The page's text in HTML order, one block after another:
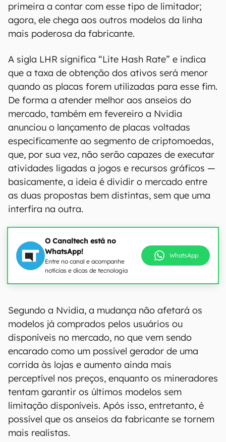
primeira a contar com esse tipo de limitador;
agora, ele chega aos outros modelos da linha
mais poderosa da fabricante.
A sigla LHR significa “Lite Hash Rate” e indica
que a taxa de obtenção dos ativos será menor
quando as placas forem utilizadas para esse fim.
De forma a atender melhor aos anseios do
mercado, também em fevereiro a Nvidia
anunciou o lançamento de placas voltadas
especificamente ao segmento de criptomoedas,
que, por sua vez, não serão capazes de executar
atividades ligadas a jogos e recursos gráficos —
basicamente, a ideia é dividir o mercado entre
as duas propostas bem distintas, sem que uma
interfira na outra.
O Canaltech está no
WhatsApp!
Entre no canal e acompanhe
notícias e dicas de tecnologia
WhatsApp
Segundo a Nvidia, a mudança não afetará os